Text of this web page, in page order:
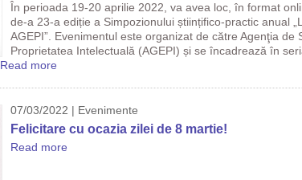
În perioada 19-20 aprilie 2022, va avea loc, în format
de-a 23-a ediție a Simpozionului științifico-practic anual
AGEPI”. Evenimentul este organizat de către Agenţia de
Proprietatea Intelectuală (AGEPI) și se încadrează în
Read more
07/03/2022 | Evenimente
Felicitare cu ocazia zilei de 8 martie!
Read more